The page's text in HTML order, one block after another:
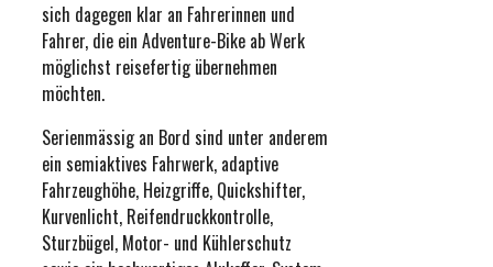
sich dagegen klar an Fahrerinnen und
Fahrer, die ein Adventure-Bike ab Werk
möglichst reisefertig übernehmen
möchten.
Serienmässig an Bord sind unter anderem
ein semiaktives Fahrwerk, adaptive
Fahrzeughöhe, Heizgriffe, Quickshifter,
Kurvenlicht, Reifendruckkontrolle,
Sturzbügel, Motor- und Kühlerschutz